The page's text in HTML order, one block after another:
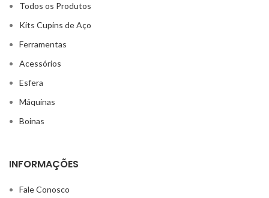
Todos os Produtos
Kits Cupins de Aço
Ferramentas
Acessórios
Esfera
Máquinas
Boinas
INFORMAÇÕES
Fale Conosco